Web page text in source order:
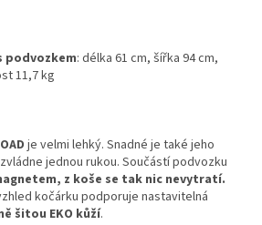
podvozkem: délka 61 cm, šířka 94 cm,
11,7 kg
je velmi lehký. Snadné je také jeho
jednou rukou. Součástí podvozku
z koše se tak nic nevytratí.
kočárku podporuje nastavitelná
šitou EKO kůží.